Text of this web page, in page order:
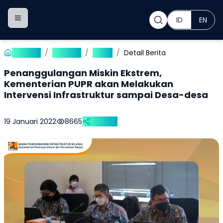
Toggle navigation menu ID EN
/ / / Detail Berita
Penanggulangan Miskin Ekstrem,
Kementerian PUPR akan Melakukan
Intervensi Infrastruktur sampai Desa-desa
19 Januari 2022 8665